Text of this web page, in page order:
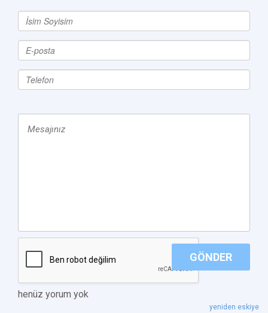
GÖNDER
henüz yorum yok
yeniden eskiye